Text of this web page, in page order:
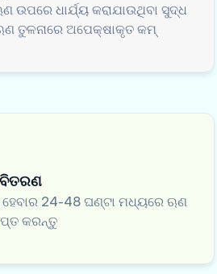
ଉପରେ ଧାର୍ଯ୍ୟ କରାଯାଉଥିବା ସୁଦ୍ଧ
ତୁଳନାରେ ଅପେକ୍ଷାକୃତ କମ୍
ହେବାର 24-48 ଘଣ୍ଟା ମଧ୍ୟରେ ଋଣ
କରନ୍ତୁ